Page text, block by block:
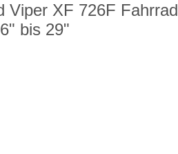
Viper XF 726F Fahrrad
bis 29"